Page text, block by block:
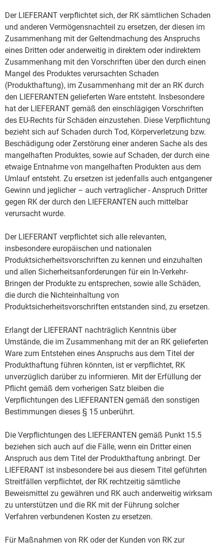
Der LIEFERANT verpflichtet sich, der RK sämtlichen Schaden
und anderen Vermögensnachteil zu ersetzen, der diesen im
Zusammenhang mit der Geltendmachung des Anspruchs
eines Dritten oder anderweitig in direktem oder indirektem
Zusammenhang mit den Vorschriften über den durch einen
Mangel des Produktes verursachten Schaden
(Produkthaftung), im Zusammenhang mit der an RK durch
den LIEFERANTEN gelieferten Ware entsteht. Insbesondere
hat der LIEFERANT gemäß den einschlägigen Vorschriften
des EU-Rechts für Schäden einzustehen. Diese Verpflichtung
bezieht sich auf Schaden durch Tod, Körperverletzung bzw.
Beschädigung oder Zerstörung einer anderen Sache als des
mangelhaften Produktes, sowie auf Schaden, der durch eine
etwaige Entnahme von mangelhaften Produkten aus dem
Umlauf entsteht. Zu ersetzen ist jedenfalls auch entgangener
Gewinn und jeglicher – auch vertraglicher - Anspruch Dritter
gegen RK der durch den LIEFERANTEN auch mittelbar
verursacht wurde.
Der LIEFERANT verpflichtet sich alle relevanten,
insbesondere europäischen und nationalen
Produktsicherheitsvorschriften zu kennen und einzuhalten
und allen Sicherheitsanforderungen für ein In-Verkehr-
Bringen der Produkte zu entsprechen, sowie alle Schäden,
die durch die Nichteinhaltung von
Produktsicherheitsvorschriften entstanden sind, zu ersetzen.
Erlangt der LIEFERANT nachträglich Kenntnis über
Umstände, die im Zusammenhang mit der an RK gelieferten
Ware zum Entstehen eines Anspruchs aus dem Titel der
Produkthaftung führen könnten, ist er verpflichtet, RK
unverzüglich darüber zu informieren. Mit der Erfüllung der
Pflicht gemäß dem vorherigen Satz bleiben die
Verpflichtungen des LIEFERANTEN gemäß den sonstigen
Bestimmungen dieses § 15 unberührt.
Die Verpflichtungen des LIEFERANTEN gemäß Punkt 15.5
beziehen sich auch auf die Fälle, wenn ein Dritter einen
Anspruch aus dem Titel der Produkthaftung anbringt. Der
LIEFERANT ist insbesondere bei aus diesem Titel geführten
Streitfällen verpflichtet, der RK rechtzeitig sämtliche
Beweismittel zu gewähren und RK auch anderweitig wirksam
zu unterstützen und die RK mit der Führung solcher
Verfahren verbundenen Kosten zu ersetzen.
Für Maßnahmen von RK oder der Kunden von RK zur